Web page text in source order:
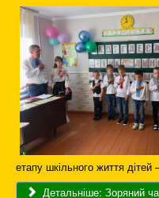
етапу шкільного життя
Детальніше: Зоряний